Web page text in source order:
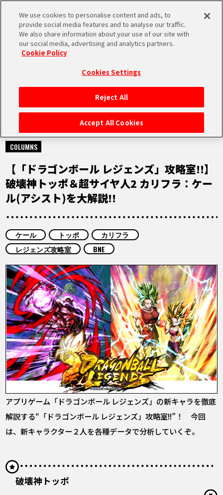
MEN
HOME
NEWS
RANKING
MOVIE
COLUMNS
ABOUT
LANGUAGE
JP
EN FR DE ES
NEWS
2021.09.10
COLUMNS
【「ドラゴンボール レジェンズ」攻略室!!】
破壊神トッポ＆超サイヤ人2 カリフラ：ケー
ル(アシスト)を大解説!!
ケール トッポ
カリフラ
レジェンズ攻略室
BNE
アプリゲーム「ドラゴンボール レジェンズ」の新キャラを徹底
解説する“「ドラゴンボール レジェンズ」攻略室!!”！ 今回
は、新キャラクター２人を各種データで分析していくぞ。
破壊神トッポ
We use cookies to personalise content and ads, to
provide social media features and to analyse our traffic.
We also share information about your use of our site with
our social media, advertising and analytics partners.
Cookie Policy
Cookies Settings
Reject All
Accept All Cookies